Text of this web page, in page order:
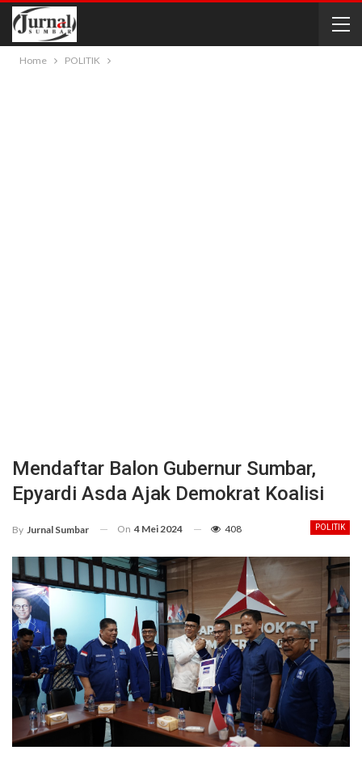
Home POLITIK
Mendaftar Balon Gubernur Sumbar,
Epyardi Asda Ajak Demokrat Koalisi
POLITIK
By Jurnal Sumbar On 4 Mei 2024 408